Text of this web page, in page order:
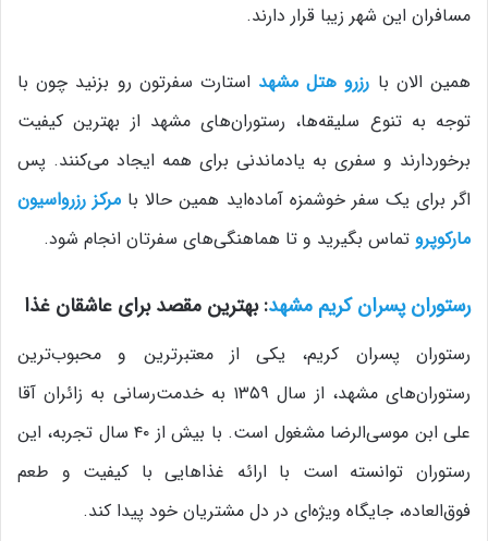
مسافران این شهر زیبا قرار دارند.
همین الان با رزرو هتل مشهد استارت سفرتون رو بزنید چون با
توجه به تنوع سلیقه‌ها، رستوران‌های مشهد از بهترین کیفیت
برخوردارند و سفری به‌ یادماندنی برای همه ایجاد می‌کنند. پس
اگر برای یک سفر خوشمزه آماده‌اید همین حالا با مرکز رزرواسیون
مارکوپرو تماس بگیرید و تا هماهنگی‌های سفرتان انجام شود.
رستوران پسران کریم مشهد: بهترین مقصد برای عاشقان غذا
رستوران پسران کریم، یکی از معتبرترین و محبوب‌ترین
رستوران‌های مشهد، از سال ۱۳۵۹ به خدمت‌رسانی به زائران آقا
علی ابن موسی‌الرضا مشغول است. با بیش از ۴۰ سال تجربه، این
رستوران توانسته است با ارائه غذاهایی با کیفیت و طعم
فوق‌العاده، جایگاه ویژه‌ای در دل مشتریان خود پیدا کند.